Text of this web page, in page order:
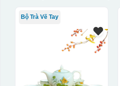
Bộ Trà Vẽ Tay